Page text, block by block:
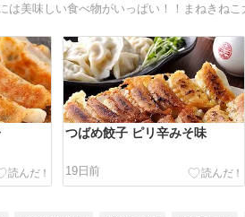
つばめ餃子 ピリ辛みそ味
19日前